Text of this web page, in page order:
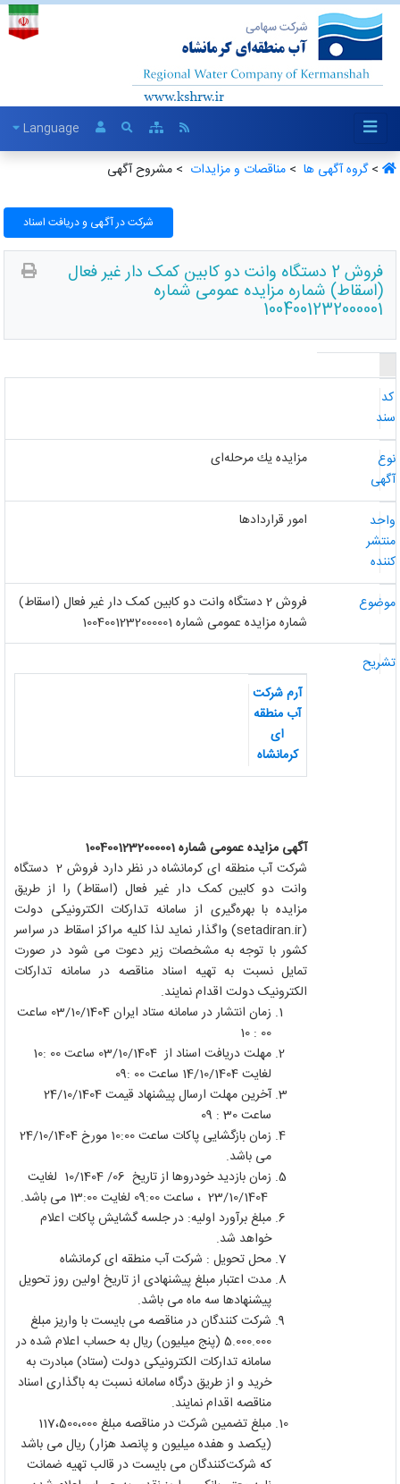
Language
>گروه آگهی ها ‏>مناقصات و مزایدات ‏> مشروح آگهی
شرکت در آگهی و دریافت اسناد
فروش 2 دستگاه وانت دو کابین کمک دار غیر فعال
(اسقاط) شماره مزایده عمومی شماره
1004001232000001
مزایده یك مرحله‌ای
امور قراردادها
فروش 2 دستگاه وانت دو کابین کمک دار غیر فعال (اسقاط)
شماره مزایده عمومی شماره 1004001232000001
آرم شرکت
آب منطقه
ای
کرمانشاه
آگهی مزایدهعمومیشماره 1004001232000001
شرکت آب منطقه ای کرمانشاه در نظر دارد فروش 2 دستگاه
وانت دو کابین کمک دار غیر فعال (اسقاط) را از طریق
مزایده با بهره‌‌گیری از سامانه تدارکات الکترونیکی دولت
(setadiran.ir)واگذار نماید لذا کلیه مراکز اسقاط در سراسر
کشور با توجه به مشخصات زیر دعوت می شود در صورت
تمایل نسبت به تهیه اسناد مناقصه در سامانه تدارکات
الکترونیک دولت اقدام نمایند.
زمان انتشار در سامانه ستاد ایران 03/10/1404 ساعت
00 : 10
مهلت دریافت اسناد از 03/10/1404 ساعت 00 :10
لغایت 14/10/1404 ساعت 00 :09
آخرین مهلت ارسال پیشنهاد قیمت 24/10/1404
ساعت 30 : 09
زمان بازگشایی پاکات ساعت 10:00 مورخ 24/10/1404
می باشد.
زمان بازدید خودروها از تاریخ 06/ 10/1404 لغایت
مبلغ برآورد اولیه: در جلسه گشایش پاکات اعلام
خواهد شد.
محل تحویل : شرکت آب منطقه ای کرمانشاه
مدت اعتبار مبلغ پیشنهادی از تاریخ اولین روز تحویل
پیشنهادها سه ماه می باشد.
شرکت کنندگان در مناقصه می بایست با واریز مبلغ
5.000.000 (پنج میلیون) ریال به حساب اعلام شده در
سامانه تدارکات الکترونیکی دولت (ستاد) مبادرت به
خرید و از طریق درگاه سامانه نسبت به باگذاری اسناد
مناقصه اقدام نمایند.
مبلغ تضمین شرکت در مناقصه مبلغ 117،500،000
(یکصد و هفده میلیون و پانصد هزار) ریال می باشد
که شرکت‌کنندگان می بایست در قالب تهیه ضمانت